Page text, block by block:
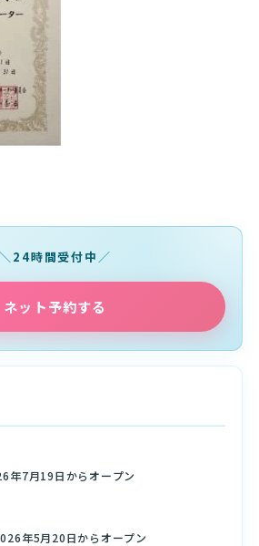
24時間受付中
ネット予約する
年7月19日からオープン
年5月20日からオープン